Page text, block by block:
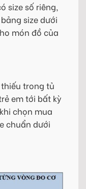
size số riêng,
size dưới
món đồ của
trong tủ
em tới bất kỳ
chọn mua
chuẩn dưới